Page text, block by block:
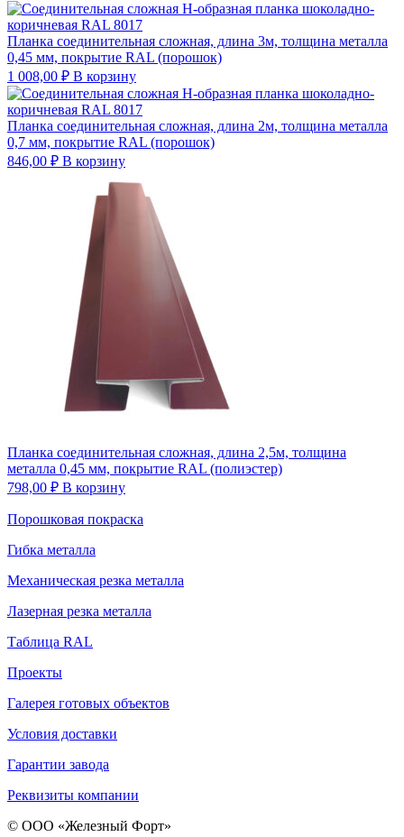
Планка соединительная сложная, длина 3м, толщина металла
0,45 мм, покрытие RAL (порошок)
1 008,00 ₽ В корзину
Планка соединительная сложная, длина 2м, толщина металла
0,7 мм, покрытие RAL (порошок)
846,00 ₽ В корзину
Планка соединительная сложная, длина 2,5м, толщина
металла 0,45 мм, покрытие RAL (полиэстер)
798,00 ₽ В корзину
Порошковая покраска
Гибка металла
Механическая резка металла
Лазерная резка металла
Таблица RAL
Проекты
Галерея готовых объектов
Условия доставки
Гарантии завода
Реквизиты компании
© ООО «Железный Форт»